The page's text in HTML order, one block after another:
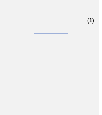
(1)